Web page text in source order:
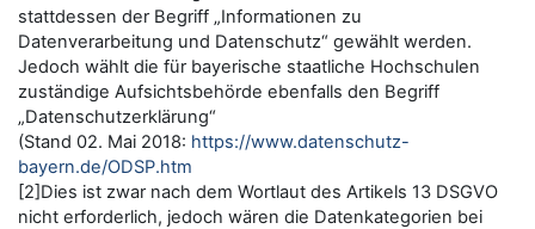
stattdessen der Begriff „Informationen zu
Datenverarbeitung und Datenschutz“ gewählt werden.
Jedoch wählt die für bayerische staatliche Hochschulen
zuständige Aufsichtsbehörde ebenfalls den Begriff
„Datenschutzerklärung“
(Stand 02. Mai 2018: https://www.datenschutz-
bayern.de/ODSP.htm
[2]Dies ist zwar nach dem Wortlaut des Artikels 13 DSGVO
nicht erforderlich, jedoch wären die Datenkategorien bei